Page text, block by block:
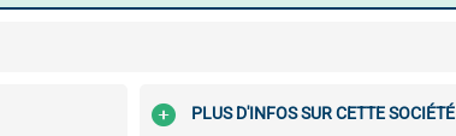
PLUS D'INFOS SUR CETTE SOCIÉTÉ